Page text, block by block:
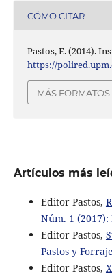
CÓMO CITAR
Pastos, E. (2014).
https://
MÁS
Artículos más
Editor Pastos,
Núm. 1 (2017):
Editor Pastos,
Pastos y
Editor Pastos,